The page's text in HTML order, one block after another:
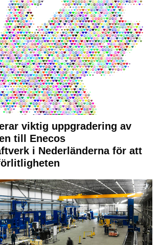
viktig uppgradering av
till Enecos
i Nederländerna för att